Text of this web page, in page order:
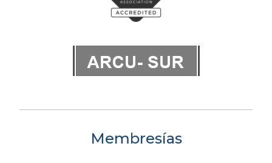
Membresías